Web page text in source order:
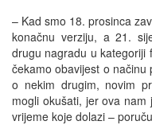
– Kad smo 18. prosinca
konačnu verziju, a 21.
drugu nagradu u kategoriji
čekamo obavijest o načinu
o nekim drugim, novim
mogli okušati, jer ova
vrijeme koje dolazi –